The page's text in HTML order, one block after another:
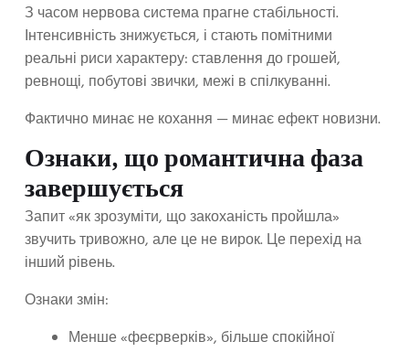
З часом нервова система прагне стабільності.
Інтенсивність знижується, і стають помітними
реальні риси характеру: ставлення до грошей,
ревнощі, побутові звички, межі в спілкуванні.
Фактично минає не кохання — минає ефект новизни.
Ознаки, що романтична фаза
завершується
Запит «як зрозуміти, що закоханість пройшла»
звучить тривожно, але це не вирок. Це перехід на
інший рівень.
Ознаки змін:
Менше «феєрверків», більше спокійної